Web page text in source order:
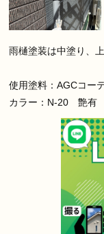
雨樋塗装は中塗り、
使用塗料：AGCコー
カラー：N-20 艶有